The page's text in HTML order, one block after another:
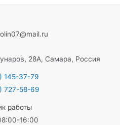
28А, Самара, Россия
145-37-79
727-58-69
работы
16:00